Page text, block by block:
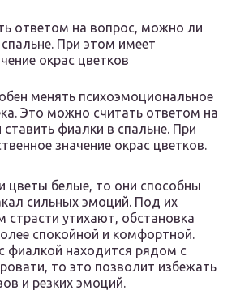
ответом на вопрос, можно ли
При этом имеет
окрас цветков
менять психоэмоциональное
Это можно считать ответом на
фиалки в спальне. При
значение окрас цветков.
цветы белые, то они способны
сильных эмоций. Под их
страсти утихают, обстановка
спокойной и комфортной.
фиалкой находится рядом с
то это позволит избежать
и резких эмоций.